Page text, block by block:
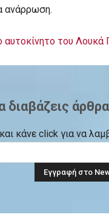
ανάρρωση.
αυτοκίνητο του Λουκά
διαβάζεις
κάνε click για να